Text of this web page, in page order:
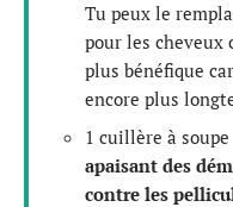
Tu peux le
pour les cheveux
plus bénéfique
encore plus
1 cuillère à
apaisant des
contre les